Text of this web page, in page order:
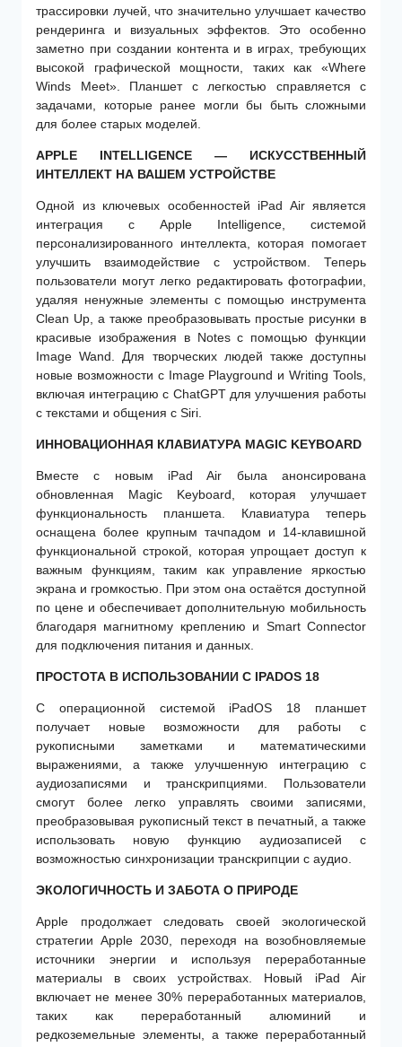
трассировки лучей, что значительно улучшает качество
рендеринга и визуальных эффектов. Это особенно
заметно при создании контента и в играх, требующих
высокой графической мощности, таких как «Where
Winds Meet». Планшет с легкостью справляется с
задачами, которые ранее могли бы быть сложными
для более старых моделей.
APPLE INTELLIGENCE — ИСКУССТВЕННЫЙ
ИНТЕЛЛЕКТ НА ВАШЕМ УСТРОЙСТВЕ
Одной из ключевых особенностей iPad Air является
интеграция с Apple Intelligence, системой
персонализированного интеллекта, которая помогает
улучшить взаимодействие с устройством. Теперь
пользователи могут легко редактировать фотографии,
удаляя ненужные элементы с помощью инструмента
Clean Up, а также преобразовывать простые рисунки в
красивые изображения в Notes с помощью функции
Image Wand. Для творческих людей также доступны
новые возможности с Image Playground и Writing Tools,
включая интеграцию с ChatGPT для улучшения работы
с текстами и общения с Siri.
ИННОВАЦИОННАЯ КЛАВИАТУРА MAGIC KEYBOARD
Вместе с новым iPad Air была анонсирована
обновленная Magic Keyboard, которая улучшает
функциональность планшета. Клавиатура теперь
оснащена более крупным тачпадом и 14-клавишной
функциональной строкой, которая упрощает доступ к
важным функциям, таким как управление яркостью
экрана и громкостью. При этом она остаётся доступной
по цене и обеспечивает дополнительную мобильность
благодаря магнитному креплению и Smart Connector
для подключения питания и данных.
ПРОСТОТА В ИСПОЛЬЗОВАНИИ С IPADOS 18
С операционной системой iPadOS 18 планшет
получает новые возможности для работы с
рукописными заметками и математическими
выражениями, а также улучшенную интеграцию с
аудиозаписями и транскрипциями. Пользователи
смогут более легко управлять своими записями,
преобразовывая рукописный текст в печатный, а также
использовать новую функцию аудиозаписей с
возможностью синхронизации транскрипции с аудио.
ЭКОЛОГИЧНОСТЬ И ЗАБОТА О ПРИРОДЕ
Apple продолжает следовать своей экологической
стратегии Apple 2030, переходя на возобновляемые
источники энергии и используя переработанные
материалы в своих устройствах. Новый iPad Air
включает не менее 30% переработанных материалов,
таких как переработанный алюминий и
редкоземельные элементы, а также переработанный